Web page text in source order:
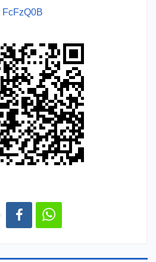
FcFzQ0B